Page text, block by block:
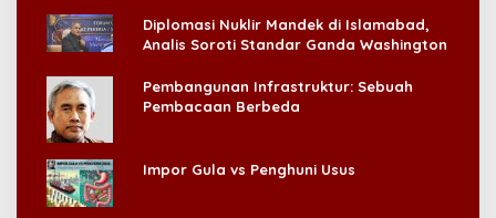
Diplomasi Nuklir Mandek di Islamabad,
Analis Soroti Standar Ganda Washington
Pembangunan Infrastruktur: Sebuah
Pembacaan Berbeda
Impor Gula vs Penghuni Usus